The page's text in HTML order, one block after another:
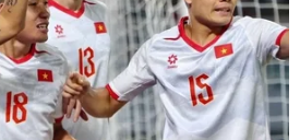
trừ quân bị (CD) từ ngày
tại Liên hợp quốc.
ngày 26/2, Đại sứ
quốc Febrian A.